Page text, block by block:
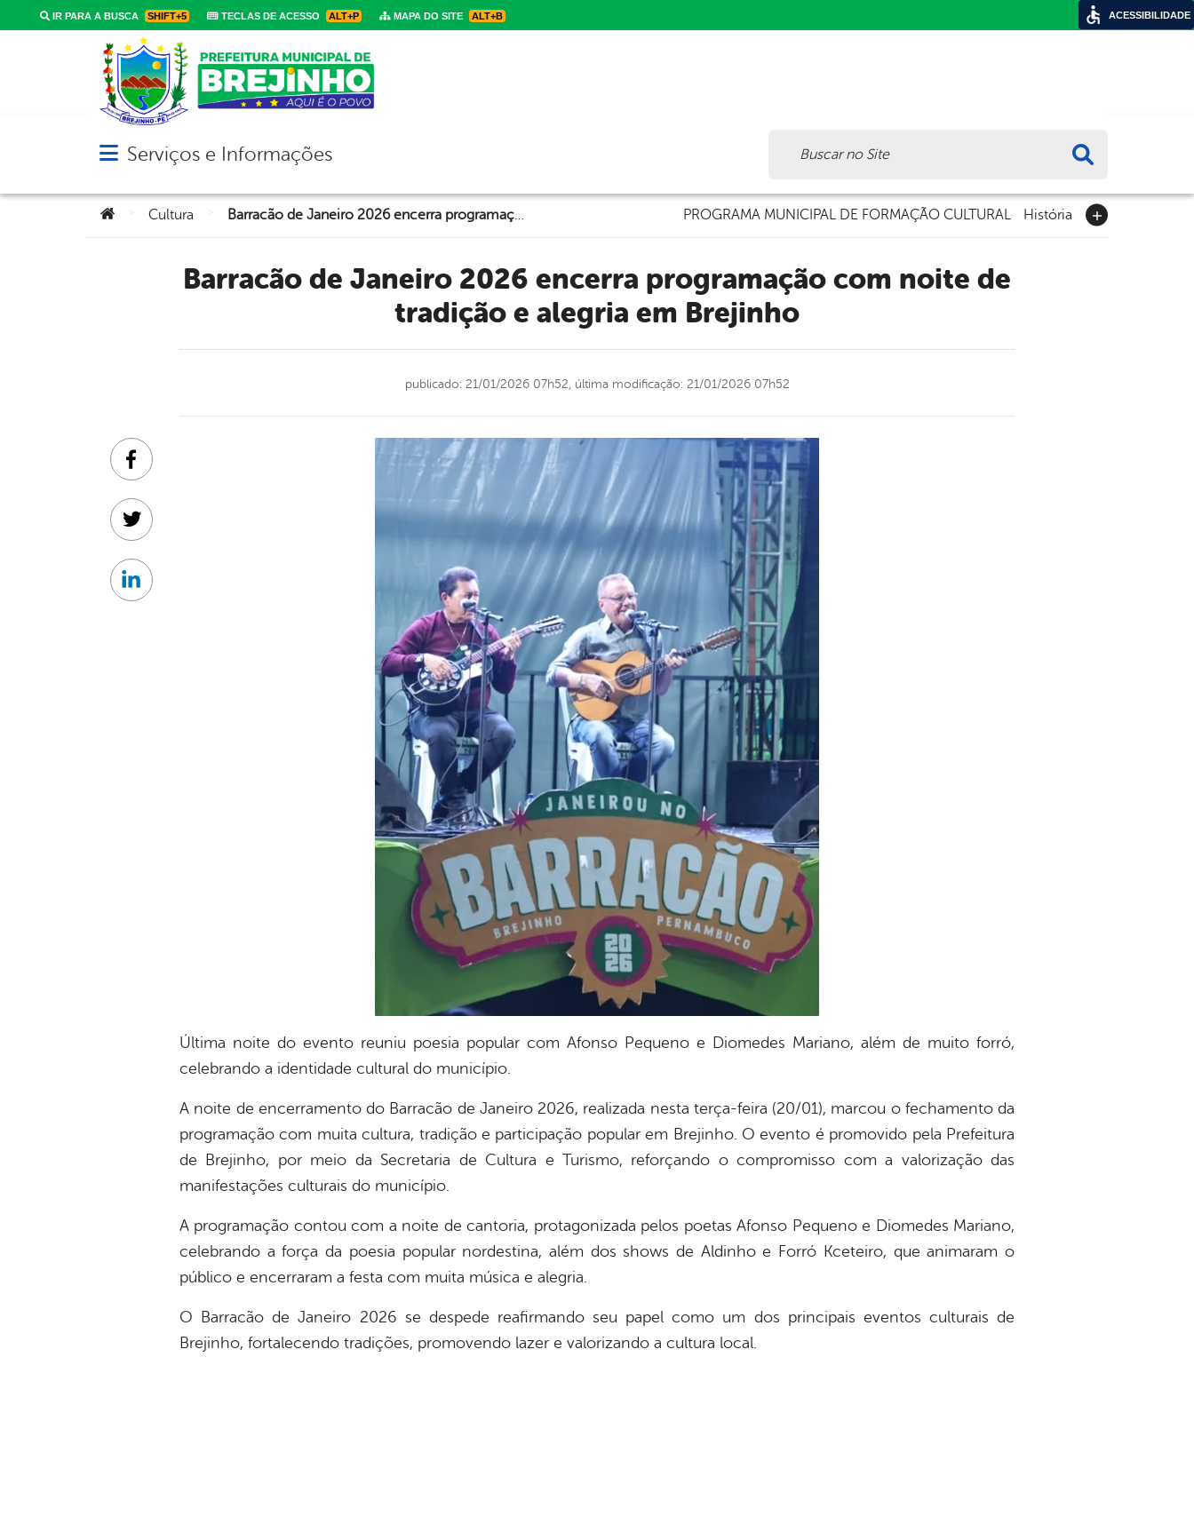
IR PARA A BUSCA SHIFT+5 TECLAS DE ACESSO ALT+P MAPA DO SITE ALT+B
Abrir menu principal de navegação
Serviços e Informações
Você está aqui:
Cultura Barracão de Janeiro 2026 encerra programação com noite de tradição e alegria em Brejinho PROGRAMA MUNICIPAL DE FORMAÇÃO CULTURAL História
Barracão de Janeiro 2026 encerra programação com noite de
tradição e alegria em Brejinho
publicado: 21/01/2026 07h52, última modificação: 21/01/2026 07h52
Última noite do evento reuniu poesia popular com Afonso Pequeno e Diomedes Mariano, além de muito forró,
celebrando a identidade cultural do município.
A noite de encerramento do Barracão de Janeiro 2026, realizada nesta terça-feira (20/01), marcou o fechamento da
programação com muita cultura, tradição e participação popular em Brejinho. O evento é promovido pela Prefeitura
de Brejinho, por meio da Secretaria de Cultura e Turismo, reforçando o compromisso com a valorização das
manifestações culturais do município.
A programação contou com a noite de cantoria, protagonizada pelos poetas Afonso Pequeno e Diomedes Mariano,
celebrando a força da poesia popular nordestina, além dos shows de Aldinho e Forró Kceteiro, que animaram o
público e encerraram a festa com muita música e alegria.
O Barracão de Janeiro 2026 se despede reafirmando seu papel como um dos principais eventos culturais de
Brejinho, fortalecendo tradições, promovendo lazer e valorizando a cultura local.
Facebook
Twitter
Linkedin
ACESSIBILIDADE